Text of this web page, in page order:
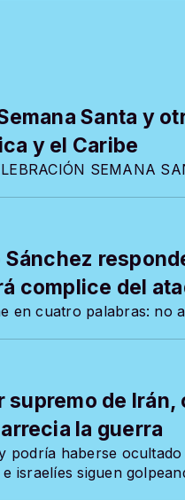
Santa y
y el Caribe
SEMANA
complice del
en cuatro palabras: no
de Irán,
la guerra
podría haberse
israelíes siguen